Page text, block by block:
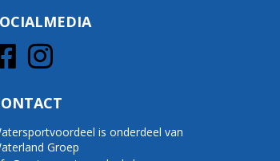
is onderdeel van
Groep